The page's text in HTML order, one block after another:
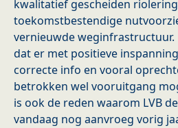
kwalitatief gescheiden
toekomstbestendige
vernieuwde weginfrastructuur.
dat er met positieve
correcte info en vooral
betrokken wel vooruitgang
is ook de reden waarom LVB
vandaag nog aanvroeg vorig